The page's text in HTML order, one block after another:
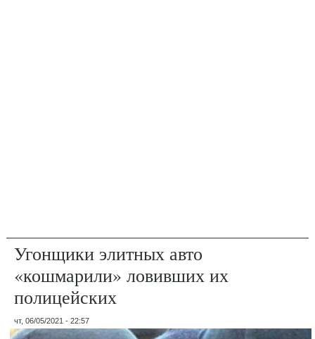
Угонщики элитных авто
«кошмарили» ловивших их
полицейских
чт, 06/05/2021 - 22:57